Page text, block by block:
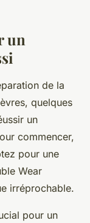
un
de la
quelques
un
commencer,
pour une
Wear
irréprochable.
pour un